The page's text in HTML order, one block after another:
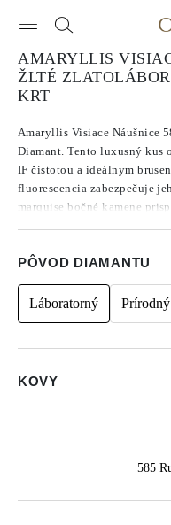
AMARYLLIS
ŽLTÉ
KRT
Amaryllis Visiace Náušnice
Diamant. Tento luxusný kus
IF čistotou a ideálnym
fluorescencia zabezpečuje
marquise bočné kamene
zárukou na kameň pre väčší
náušniciam Amaryllis Drop.
výnimočným kúskom, ktorý
pretože niekoľko oválnych a
PÔVOD DIAMANTU
Láboratorný Prírodný
KOVY
585